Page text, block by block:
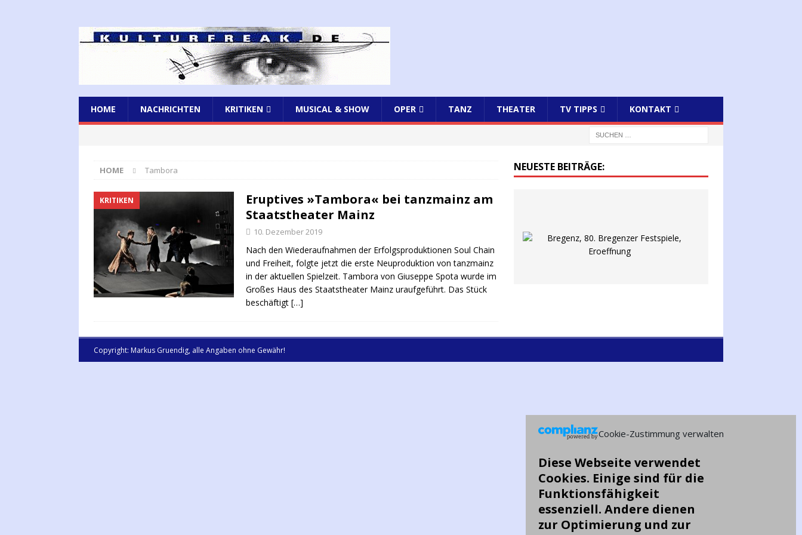
Cookie-Zustimmung verwalten
Diese Webseite verwendet
Cookies. Einige sind für die
Funktionsfähigkeit
essenziell. Andere dienen
zur Optimierung und zur
HOME NACHRICHTEN KRITIKEN MUSICAL & SHOW OPER TANZ THEATER TV TIPPS KONTAKT
HOME Tambora
KRITIKEN
Eruptives »Tambora« bei tanzmainz am
Staatstheater Mainz
10. Dezember 2019
Nach den Wiederaufnahmen der Erfolgsproduktionen Soul Chain
und Freiheit, folgte jetzt die erste Neuproduktion von tanzmainz
in der aktuellen Spielzeit. Tambora von Giuseppe Spota wurde im
Großes Haus des Staatstheater Mainz uraufgeführt. Das Stück
beschäftigt […]
NEUESTE BEITRÄGE:
Copyright: Markus Gruendig, alle Angaben ohne Gewähr!